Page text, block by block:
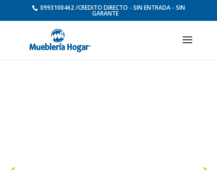
0993100462 /CREDITO DIRECTO - SIN ENTRADA - SIN
GARANTE